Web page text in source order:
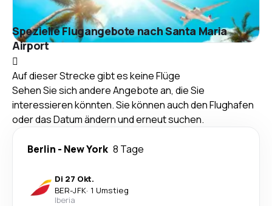
Spezielle Flugangebote nach Santa Maria
Airport
Auf dieser Strecke gibt es keine Flüge
Sehen Sie sich andere Angebote an, die Sie
interessieren könnten. Sie können auch den Flughafen
oder das Datum ändern und erneut suchen.
Berlin - New York 8 Tage
Di 27 Okt.
BER-JFK· 1 Umstieg
Iberia